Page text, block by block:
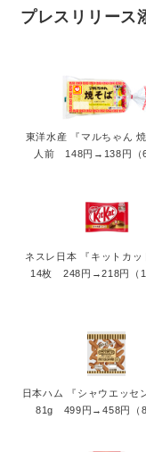
プレスリリース
東洋水産 『マルちゃん
人前 148円→138円（
ネスレ日本 『キットカッ
14枚 248円→218円（
日本ハム 『シャウエッセ
81g 499円→458円（